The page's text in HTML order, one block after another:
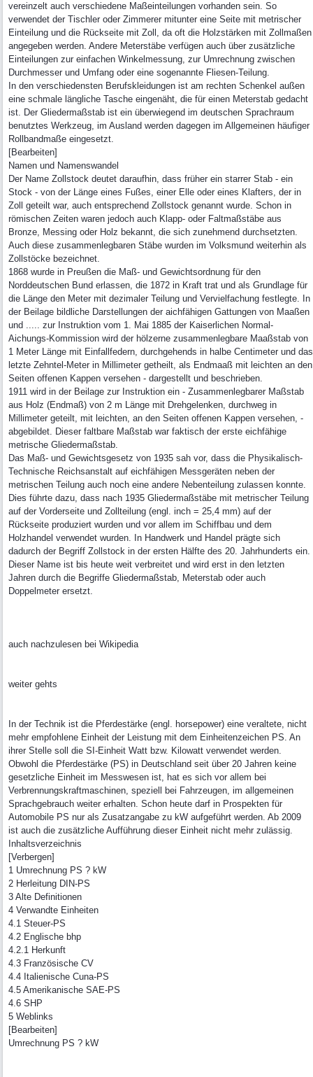
vereinzelt auch verschiedene Maßeinteilungen vorhanden sein. So
verwendet der Tischler oder Zimmerer mitunter eine Seite mit metrischer
Einteilung und die Rückseite mit Zoll, da oft die Holzstärken mit Zollmaßen
angegeben werden. Andere Meterstäbe verfügen auch über zusätzliche
Einteilungen zur einfachen Winkelmessung, zur Umrechnung zwischen
Durchmesser und Umfang oder eine sogenannte Fliesen-Teilung.
In den verschiedensten Berufskleidungen ist am rechten Schenkel außen
eine schmale längliche Tasche eingenäht, die für einen Meterstab gedacht
ist. Der Gliedermaßstab ist ein überwiegend im deutschen Sprachraum
benutztes Werkzeug, im Ausland werden dagegen im Allgemeinen häufiger
Rollbandmaße eingesetzt.
[Bearbeiten]
Namen und Namenswandel
Der Name Zollstock deutet daraufhin, dass früher ein starrer Stab - ein
Stock - von der Länge eines Fußes, einer Elle oder eines Klafters, der in
Zoll geteilt war, auch entsprechend Zollstock genannt wurde. Schon in
römischen Zeiten waren jedoch auch Klapp- oder Faltmaßstäbe aus
Bronze, Messing oder Holz bekannt, die sich zunehmend durchsetzten.
Auch diese zusammenlegbaren Stäbe wurden im Volksmund weiterhin als
Zollstöcke bezeichnet.
1868 wurde in Preußen die Maß- und Gewichtsordnung für den
Norddeutschen Bund erlassen, die 1872 in Kraft trat und als Grundlage für
die Länge den Meter mit dezimaler Teilung und Vervielfachung festlegte. In
der Beilage bildliche Darstellungen der aichfähigen Gattungen von Maaßen
und ..... zur Instruktion vom 1. Mai 1885 der Kaiserlichen Normal-
Aichungs-Kommission wird der hölzerne zusammenlegbare Maaßstab von
1 Meter Länge mit Einfallfedern, durchgehends in halbe Centimeter und das
letzte Zehntel-Meter in Millimeter getheilt, als Endmaaß mit leichten an den
Seiten offenen Kappen versehen - dargestellt und beschrieben.
1911 wird in der Beilage zur Instruktion ein - Zusammenlegbarer Maßstab
aus Holz (Endmaß) von 2 m Länge mit Drehgelenken, durchweg in
Millimeter geteilt, mit leichten, an den Seiten offenen Kappen versehen, -
abgebildet. Dieser faltbare Maßstab war faktisch der erste eichfähige
metrische Gliedermaßstab.
Das Maß- und Gewichtsgesetz von 1935 sah vor, dass die Physikalisch-
Technische Reichsanstalt auf eichfähigen Messgeräten neben der
metrischen Teilung auch noch eine andere Nebenteilung zulassen konnte.
Dies führte dazu, dass nach 1935 Gliedermaßstäbe mit metrischer Teilung
auf der Vorderseite und Zollteilung (engl. inch = 25,4 mm) auf der
Rückseite produziert wurden und vor allem im Schiffbau und dem
Holzhandel verwendet wurden. In Handwerk und Handel prägte sich
dadurch der Begriff Zollstock in der ersten Hälfte des 20. Jahrhunderts ein.
Dieser Name ist bis heute weit verbreitet und wird erst in den letzten
Jahren durch die Begriffe Gliedermaßstab, Meterstab oder auch
Doppelmeter ersetzt.
auch nachzulesen bei Wikipedia
weiter gehts
In der Technik ist die Pferdestärke (engl. horsepower) eine veraltete, nicht
mehr empfohlene Einheit der Leistung mit dem Einheitenzeichen PS. An
ihrer Stelle soll die SI-Einheit Watt bzw. Kilowatt verwendet werden.
Obwohl die Pferdestärke (PS) in Deutschland seit über 20 Jahren keine
gesetzliche Einheit im Messwesen ist, hat es sich vor allem bei
Verbrennungskraftmaschinen, speziell bei Fahrzeugen, im allgemeinen
Sprachgebrauch weiter erhalten. Schon heute darf in Prospekten für
Automobile PS nur als Zusatzangabe zu kW aufgeführt werden. Ab 2009
ist auch die zusätzliche Aufführung dieser Einheit nicht mehr zulässig.
Inhaltsverzeichnis
[Verbergen]
1 Umrechnung PS ? kW
2 Herleitung DIN-PS
3 Alte Definitionen
4 Verwandte Einheiten
4.1 Steuer-PS
4.2 Englische bhp
4.2.1 Herkunft
4.3 Französische CV
4.4 Italienische Cuna-PS
4.5 Amerikanische SAE-PS
4.6 SHP
5 Weblinks
[Bearbeiten]
Umrechnung PS ? kW